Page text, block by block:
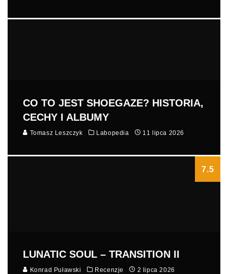
CO TO JEST SHOEGAZE? HISTORIA,
CECHY I ALBUMY
Tomasz Leszczyk Labopedia 11 lipca 2026
7.5
LUNATIC SOUL – TRANSITION II
Konrad Puławski Recenzje 2 lipca 2026